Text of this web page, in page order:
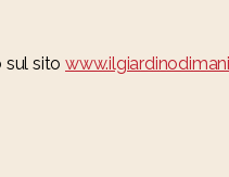
sul sito